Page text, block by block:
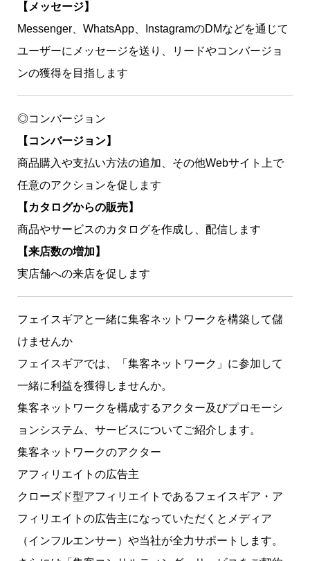
【メッセージ】
Messenger、WhatsApp、InstagramのDMなどを通じて
ユーザーにメッセージを送り、リードやコンバージョ
ンの獲得を目指します
◎コンバージョン
【コンバージョン】
商品購入や支払い方法の追加、その他Webサイト上で
任意のアクションを促します
【カタログからの販売】
商品やサービスのカタログを作成し、配信します
【来店数の増加】
実店舗への来店を促します
フェイスギアと一緒に集客ネットワークを構築して儲
けませんか
フェイスギアでは、「集客ネットワーク」に参加して
一緒に利益を獲得しませんか。
集客ネットワークを構成するアクター及びプロモーシ
ョンシステム、サービスについてご紹介します。
集客ネットワークのアクター
アフィリエイトの広告主
クローズド型アフィリエイトであるフェイスギア・ア
フィリエイトの広告主になっていただくとメディア
（インフルエンサー）や当社が全力サポートします。